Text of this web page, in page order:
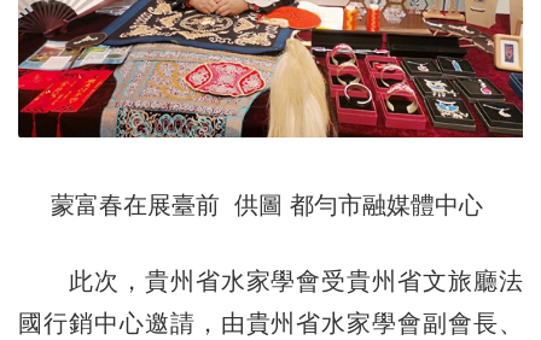
蒙富春在展臺前 供圖 都勻市融媒體中心
此次，貴州省水家學會受貴州省文旅廳法
國行銷中心邀請，由貴州省水家學會副會長、